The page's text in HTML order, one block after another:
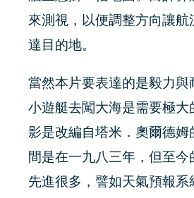
來測視，以便調整方向讓航
達目的地。
當然本片要表達的是毅力與
小遊艇去闖大海是需要極大
影是改編自塔米．奧爾德姆
間是在一九八三年，但至今
先進很多，譬如天氣預報系